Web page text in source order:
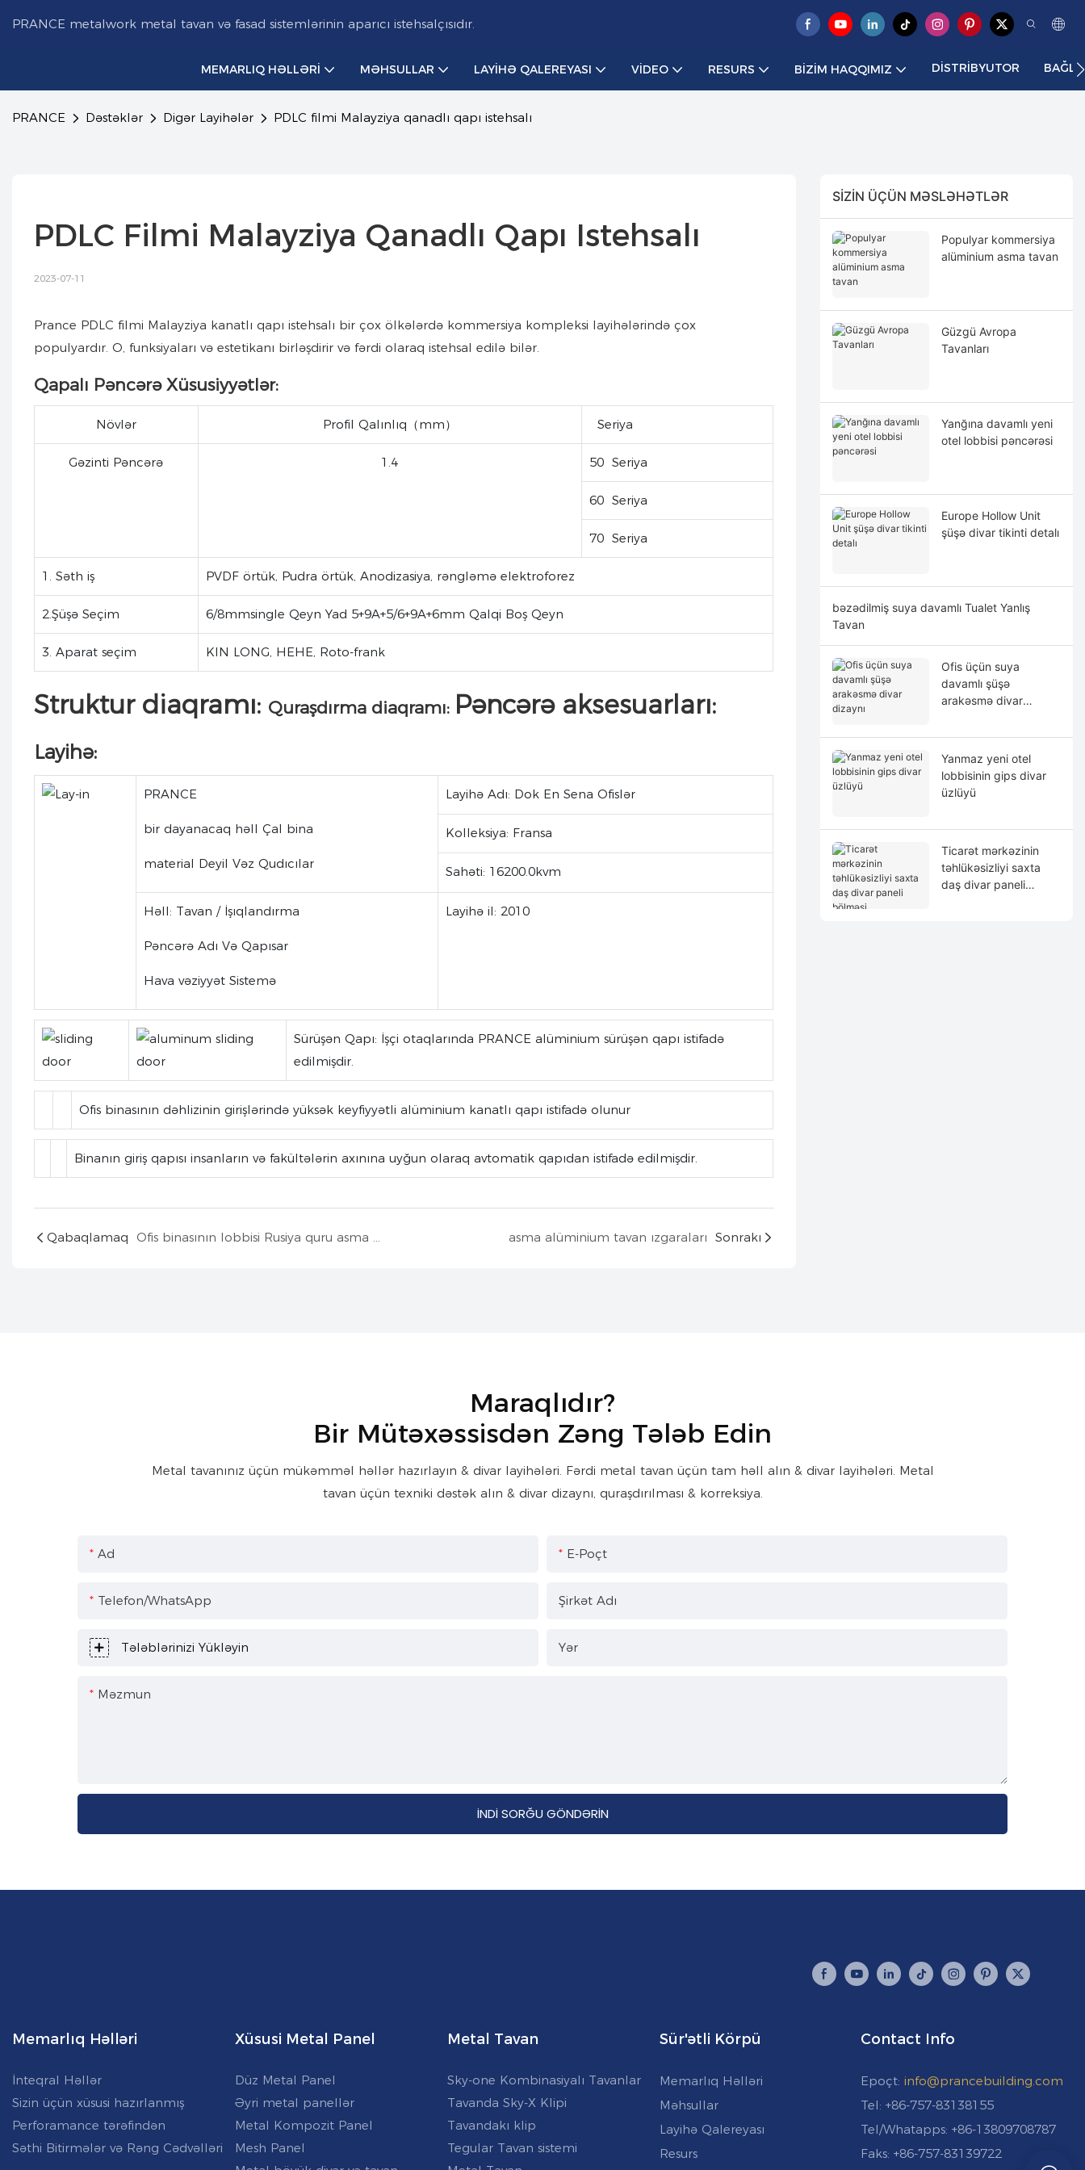
PRANCE metalwork metal tavan və fasad sistemlərinin aparıcı istehsalçısıdır.
MEMARLIQ HƏLLƏRI MƏHSULLAR LAYIHƏ QALEREYASI VIDEO RESURS BIZIM HAQQIMIZ DISTRIBYUTOR
PRANCE Dəstəklər Digər Layihələr PDLC filmi Malayziya qanadlı qapı istehsalı
PDLC Filmi Malayziya Qanadlı Qapı Istehsalı
2023-07-11
Prance PDLC filmi Malayziya kanatlı qapı istehsalı bir çox ölkələrdə kommersiya kompleksi layihələrində çox
populyardır. O, funksiyaları və estetikanı birləşdirir və fərdi olaraq istehsal edilə bilər.
Qapalı Pəncərə Xüsusiyyətlər:
Növlər Profil Qalınlıq（mm） Seriya
Gəzinti Pəncərə 1.4 50 Seriya
60 Seriya
70 Seriya
1. Səth iş PVDF örtük, Pudra örtük, Anodizasiya, rəngləmə elektroforez
2.Şüşə Seçim 6/8mmsingle Qeyn Yad 5+9A+5/6+9A+6mm Qalqi Boş Qeyn
3. Aparat seçim KIN LONG, HEHE, Roto-frank
Struktur diaqramı: Quraşdırma diaqramı: Pəncərə aksesuarları:
Layihə:
PRANCE
bir dayanacaq həll Çal bina
material Deyil Vəz Qudıcılar
Layihə Adı: Dok En Sena Ofislər
Kolleksiya: Fransa
Sahəti: 16200.0kvm
Həll: Tavan / İşıqlandırma
Pəncərə Adı Və Qapısar
Hava vəziyyət Sistemə
Layihə il: 2010
Sürüşən Qapı: İşçi otaqlarında PRANCE alüminium sürüşən qapı istifadə
edilmişdir.
Ofis binasının dəhlizinin girişlərində yüksək keyfiyyətli alüminium kanatlı qapı istifadə olunur
Binanın giriş qapısı insanların və fakültələrin axınına uyğun olaraq avtomatik qapıdan istifadə edilmişdir.
Qabaqlamaq asma alüminium tavan ızgaraları Sonrakı
SIZIN ÜÇÜN MƏSLƏHƏTLƏR
Populyar kommersiya
alüminium asma tavan
Güzgü Avropa
Tavanları
Yanğına davamlı yeni
otel lobbisi pəncərəsi
Europe Hollow Unit
şüşə divar tikinti detalı
bəzədilmiş suya davamlı Tualet Yanlış
Tavan
Ofis üçün suya
davamlı şüşə
arakəsmə divar
Yanmaz yeni otel
lobbisinin gips divar
üzlüyü
Ticarət mərkəzinin
təhlükəsizliyi saxta
daş divar paneli
Maraqlıdır?
Bir Mütəxəssisdən Zəng Tələb Edin
Metal tavanınız üçün mükəmməl həllər hazırlayın & divar layihələri. Fərdi metal tavan üçün tam həll alın & divar layihələri. Metal
tavan üçün texniki dəstək alın & divar dizaynı, quraşdırılması & korreksiya.
Ad E-Poçt
Telefon/WhatsApp Şirkət Adı
Tələblərinizi Yükləyin Yər
Məzmun
İNDI SORĞU GÖNDƏRIN
Memarlıq Həlləri
İnteqral Həllər
Sizin üçün xüsusi hazırlanmış
Perforamance tərəfindən
Səthi Bitirmələr və Rəng Cədvəlləri
Xüsusi Metal Panel
Düz Metal Panel
Əyri metal panellər
Metal Kompozit Panel
Mesh Panel
Metal Tavan
Sky-one Kombinasiyalı Tavanlar
Tavanda Sky-X Klipi
Tavandakı klip
Tegular Tavan sistemi
Sür'ətli Körpü
Memarlıq Həlləri
Məhsullar
Layihə Qalereyası
Resurs
Contact Info
Epoçt:info@prancebuilding.com
Tel: +86-757-83138155
Tel/Whatapps: +86-13809708787
Faks: +86-757-83139722